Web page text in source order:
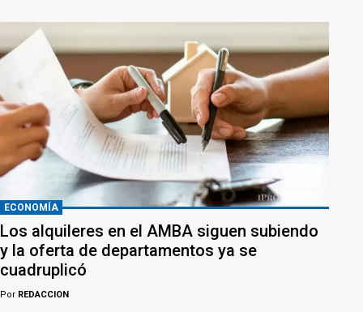
ECONOMÍA
Los alquileres en el AMBA siguen subiendo
y la oferta de departamentos ya se
cuadruplicó
Por REDACCION